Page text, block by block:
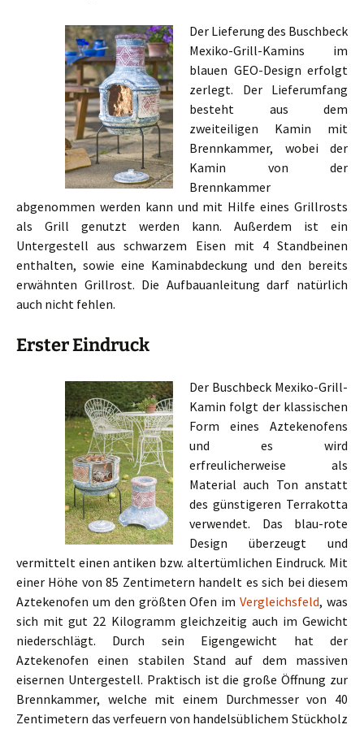
Der Lieferung des Buschbeck
Mexiko-Grill-Kamins im
blauen GEO-Design erfolgt
zerlegt. Der Lieferumfang
besteht aus dem
zweiteiligen Kamin mit
Brennkammer, wobei der
Kamin von der
Brennkammer
abgenommen werden kann und mit Hilfe eines Grillrosts
als Grill genutzt werden kann. Außerdem ist ein
Untergestell aus schwarzem Eisen mit 4 Standbeinen
enthalten, sowie eine Kaminabdeckung und den bereits
erwähnten Grillrost. Die Aufbauanleitung darf natürlich
auch nicht fehlen.
Erster Eindruck
Der Buschbeck Mexiko-Grill-
Kamin folgt der klassischen
Form eines Aztekenofens
und es wird
erfreulicherweise als
Material auch Ton anstatt
des günstigeren Terrakotta
verwendet. Das blau-rote
Design überzeugt und
vermittelt einen antiken bzw. altertümlichen Eindruck. Mit
einer Höhe von 85 Zentimetern handelt es sich bei diesem
Aztekenofen um den größten Ofen imVergleichsfeld, was
sich mit gut 22 Kilogramm gleichzeitig auch im Gewicht
niederschlägt. Durch sein Eigengewicht hat der
Aztekenofen einen stabilen Stand auf dem massiven
eisernen Untergestell. Praktisch ist die große Öffnung zur
Brennkammer, welche mit einem Durchmesser von 40
Zentimetern das verfeuern von handelsüblichem Stückholz